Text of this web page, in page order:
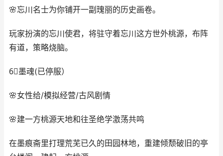
🌸忘川名士为你铺开一副瑰丽的历史画卷。
玩家扮演的忘川使君，将驻守着忘川这方世外桃源，布阵
有道，策略烧脑。
6⃣️墨魂(已停服）
🌸女性给/模拟经营/古风剧情
🌸建一方桃源天地和往圣绝学激荡共鸣
在墨痕斋里打理荒芜已久的田园林地，重建倾颓破旧的亭